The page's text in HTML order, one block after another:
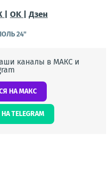
OK | Дзен
24"
каналы в МАКС и
НА МАКС
TELEGRAM